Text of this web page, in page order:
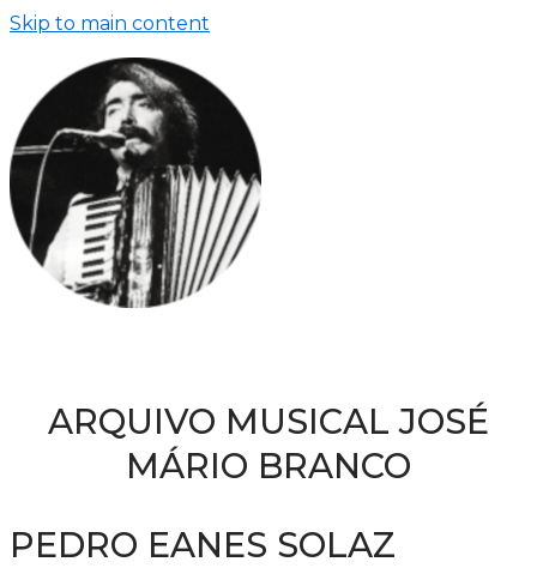
Skip to main content
ARQUIVO MUSICAL JOSÉ
MÁRIO BRANCO
PEDRO EANES SOLAZ